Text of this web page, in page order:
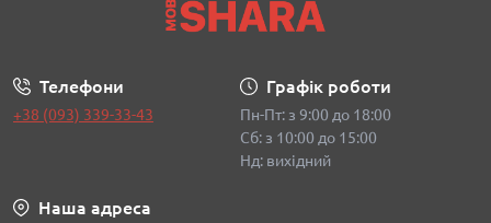
Телефони
+38 (093) 339-33-43
Графік роботи
Пн-Пт: з 9:00 до 18:00
Сб: з 10:00 до 15:00
Нд: вихідний
Наша адреса